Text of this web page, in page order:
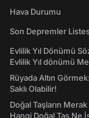
Hava Durumu
Son Depremler
Evlilik Yıl Dönümü
Evlilik Yıl dönümü
Rüyada Altın
Saklı Olabilir!
Doğal Taşların
Hangi Doğal Taş Ne